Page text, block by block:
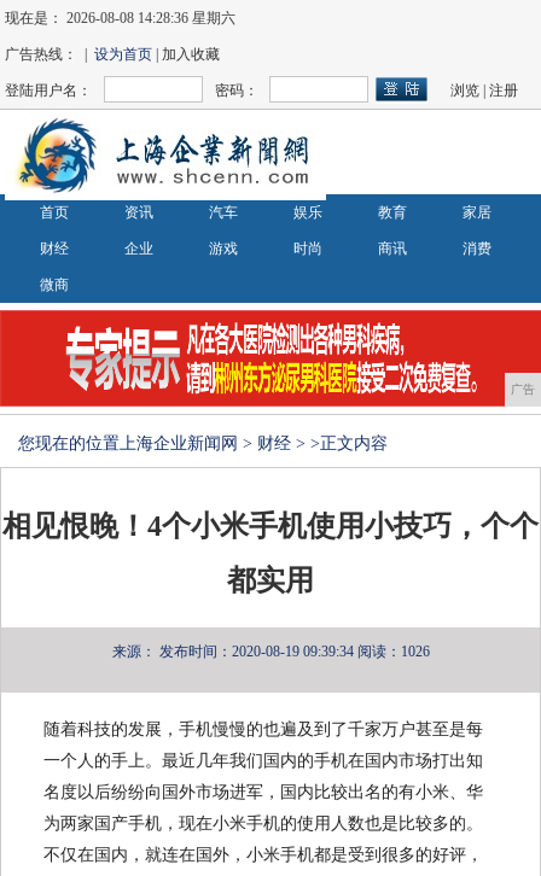
现在是：2026-08-08 14:28:36 星期六
广告热线： |设为首页 | 加入收藏
登陆用户名： 密码： 浏览 |注册
首页 资讯 汽车 娱乐 教育 家居
财经 企业 游戏 时尚 商讯 消费
微商
广告
您现在的位置上海企业新闻网 > 财经 > >正文内容
相见恨晚！4个小米手机使用小技巧，个个
都实用
来源： 发布时间：2020-08-19 09:39:34 阅读：1026
随着科技的发展，手机慢慢的也遍及到了千家万户甚至是每
一个人的手上。最近几年我们国内的手机在国内市场打出知
名度以后纷纷向国外市场进军，国内比较出名的有小米、华
为两家国产手机，现在小米手机的使用人数也是比较多的。
不仅在国内，就连在国外，小米手机都是受到很多的好评，